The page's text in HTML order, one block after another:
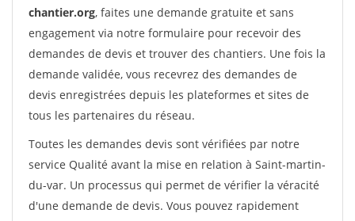
chantier.org, faites une demande gratuite et sans
engagement via notre formulaire pour recevoir des
demandes de devis et trouver des chantiers. Une fois la
demande validée, vous recevrez des demandes de
devis enregistrées depuis les plateformes et sites de
tous les partenaires du réseau.
Toutes les demandes devis sont vérifiées par notre
service Qualité avant la mise en relation à Saint-martin-
du-var. Un processus qui permet de vérifier la véracité
d'une demande de devis. Vous pouvez rapidement